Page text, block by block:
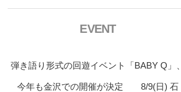
EVENT
弾き語り形式の回遊イベント「BABY Q」、
今年も金沢での開催が決定 8/9(日) 石